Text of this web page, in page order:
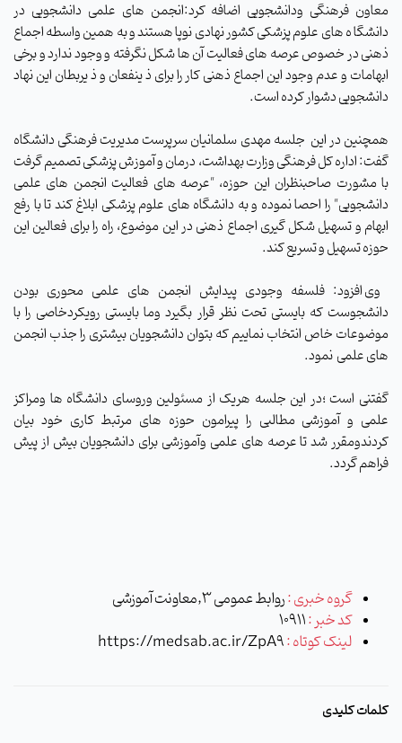
معاون فرهنگی ودانشجویی اضافه کرد:انجمن های علمی دانشجویی در
دانشگا ه های علوم پزشکی کشور نهادی نوپا هستند و به همین واسطه اجماع
ذهنی در خصوص عرصه های فعالیت آن ها شکل نگرفته و وجود ندارد و برخی
ابهامات و عدم وجود این اجماع ذهنی کار را برای ذ ینفعان و ذ یربطان این نهاد
دانشجویی دشوار کرده است.
همچنین در این جلسه مهدی سلمانیان سرپرست مدیریت فرهنگی دانشگاه
گفت: اداره کل فرهنگی وزارت بهداشت، درمان و آموزش پزشکی تصمیم گرفت
با مشورت صاحبنظران این حوزه، "عرصه های فعالیت انجمن های علمی
دانشجویی" را احصا نموده و به دانشگاه های علوم پزشکی ابلاغ کند تا با رفع
ابهام و تسهیل شکل گیری اجماع ذهنی در این موضوع، راه را برای فعالین این
حوزه تسهیل و تسریع کند.
وی افزود: فلسفه وجودی پیدایش انجمن های علمی محوری بودن
دانشجوست که بایستی تحت نظر قرار بگیرد وما بایستی رویکردخاصی را با
موضوعات خاص انتخاب نماییم که بتوان دانشجویان بیشتری را جذب انجمن
های علمی نمود.
گفتنی است ؛در این جلسه هریک از مسئولین وروسای دانشگاه ها ومراکز
علمی و آموزشی مطالبی را پیرامون حوزه های مرتبط کاری خود بیان
کردندومقرر شد تا عرصه های علمی وآموزشی برای دانشجویان بیش از پیش
فراهم گردد.
گروه خبری :روابط عمومی 3,معاونت آموزشی
کد خبر :10911
لینک کوتاه :https://medsab.ac.ir/ZpA9
کلمات کلیدی